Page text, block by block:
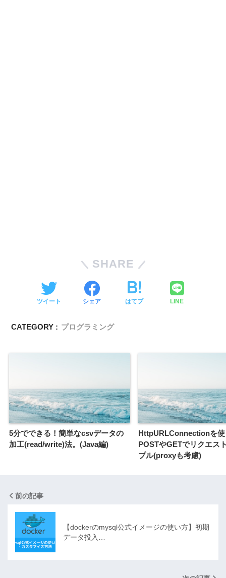
SHARE
ツイート シェア はてブ LINE
CATEGORY : プログラミング
5分でできる！簡単なcsvデータの
加工(read/write)法。(Java編)
HttpURLConnectionを使
POSTやGETでリクエス
プル(proxyも考慮)
前の記事
【dockerのmysql公式イメージの使い方】初期
データ投入…